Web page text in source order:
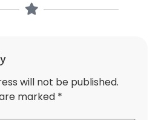
will not be published.
marked *